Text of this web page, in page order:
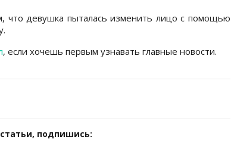
что девушка пыталась изменить лицо с помощью
, если хочешь первым узнавать главные новости.
подпишись: